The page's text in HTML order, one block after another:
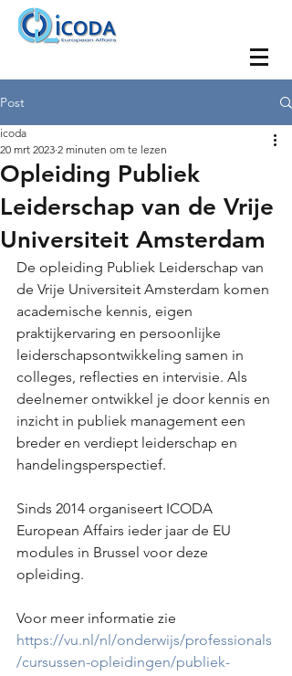
Post
Opleiding Publiek
Leiderschap van de Vrije
Universiteit Amsterdam
icoda
20 mrt 2023 2 minuten om te lezen
De opleiding Publiek Leiderschap van
de Vrije Universiteit Amsterdam komen
academische kennis, eigen
praktijkervaring en persoonlijke
leiderschapsontwikkeling samen in
colleges, reflecties en intervisie. Als
deelnemer ontwikkel je door kennis en
inzicht in publiek management een
breder en verdiept leiderschap en
handelingsperspectief.
Sinds 2014 organiseert ICODA
European Affairs ieder jaar de EU
modules in Brussel voor deze
opleiding.
Voor meer informatie zie
https://vu.nl/nl/onderwijs/professionals
/cursussen-opleidingen/publiek-